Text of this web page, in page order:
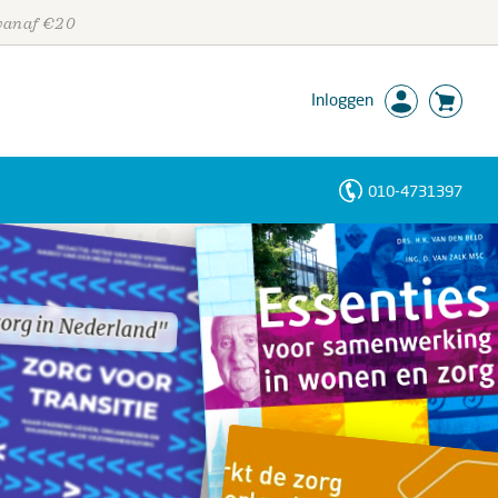
€20
Inloggen
010-4731397
in Nederland"
in Nederland"
Personen
Trefwoorden